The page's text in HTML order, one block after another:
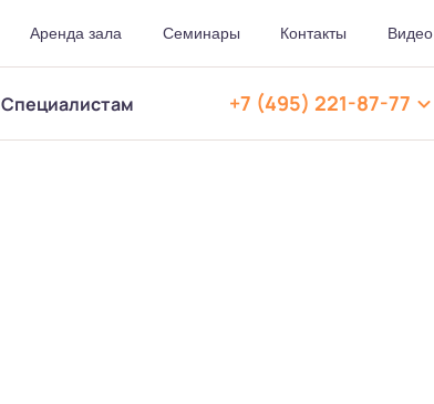
СБРОСИТЬ ЗАКРЫТЬ ПАНЕЛЬ
Аренда зала Семинары Контакты Видео
Специалистам +7 (495) 221-87-77